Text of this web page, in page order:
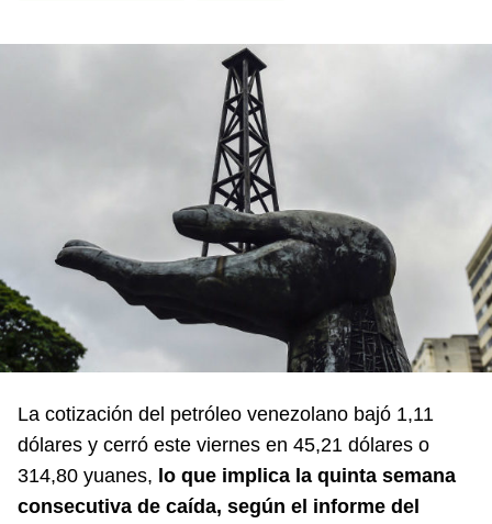
La cotización del petróleo venezolano bajó 1,11
dólares y cerró este viernes en 45,21 dólares o
314,80 yuanes, lo que implica la quinta semana
consecutiva de caída, según el informe del